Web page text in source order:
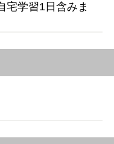
学習1日含みま